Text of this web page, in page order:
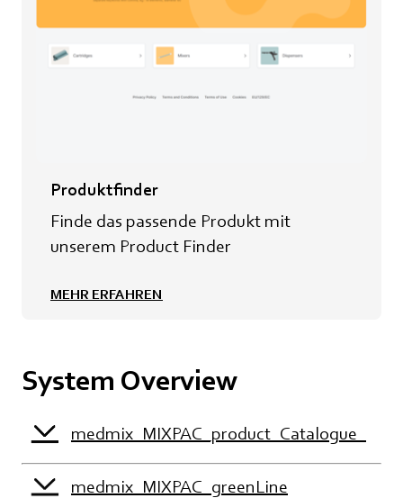
Produktfinder
Finde das passende Produkt mit
unserem Product Finder
MEHR ERFAHREN
System Overview
medmix_MIXPAC_product_Catalogue_
medmix_MIXPAC_greenLine